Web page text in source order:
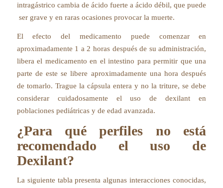
intragástrico cambia de ácido fuerte a ácido débil, que puede
ser grave y en raras ocasiones provocar la muerte.
El efecto del medicamento puede comenzar en
aproximadamente 1 a 2 horas después de su administración,
libera el medicamento en el intestino para permitir que una
parte de este se libere aproximadamente una hora después
de tomarlo. Trague la cápsula entera y no la triture, se debe
considerar cuidadosamente el uso de dexilant en
poblaciones pediátricas y de edad avanzada.
¿Para qué perfiles no está
recomendado el uso de
Dexilant?
La siguiente tabla presenta algunas interacciones conocidas,